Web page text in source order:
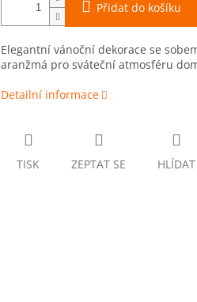
Přidat do košíku
Elegantní vánoční dekorace se
aranžmá pro sváteční atmosféru
Detailní informace
TISK ZEPTAT SE HLÍDAT